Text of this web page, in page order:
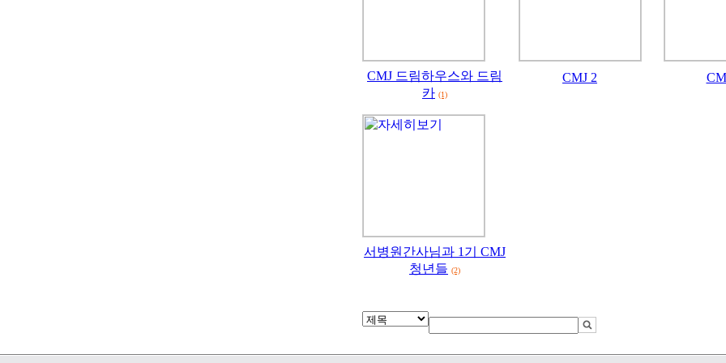
CMJ 드림하우스와 드림
카 (1)
CMJ 2
서병원간사님과 1기 CMJ
청년들 (2)